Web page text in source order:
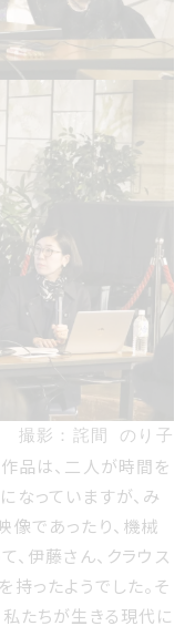
撮影：詫間 のり子
品は、二人が時間を
なっていますが、み
であったり、機械
、伊藤さん、クラウス
ったようでした。そ
たちが生きる現代に